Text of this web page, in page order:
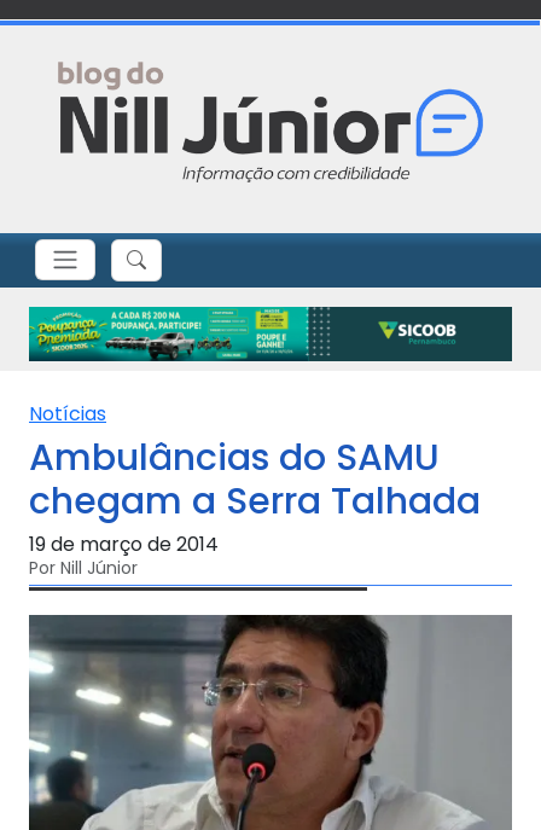
Notícias
Ambulâncias do SAMU
chegam a Serra Talhada
19 de março de 2014
Por Nill Júnior